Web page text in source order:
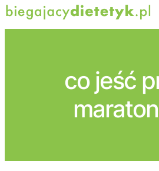
Przejdź
do
co jeść